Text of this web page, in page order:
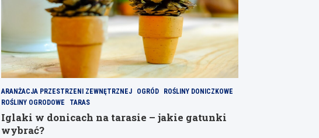
ARANŻACJA PRZESTRZENI ZEWNĘTRZNEJ OGRÓD
ROŚLINY DONICZKOWE
ROŚLINY OGRODOWE
TARAS
Iglaki w donicach na tarasie – jakie gatunki
wybrać?